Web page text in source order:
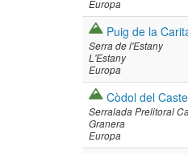
Europa
Puig de la
Serra de l'Estany
L'Estany
Europa
Còdol del
Serralada Prelitoral
Granera
Europa